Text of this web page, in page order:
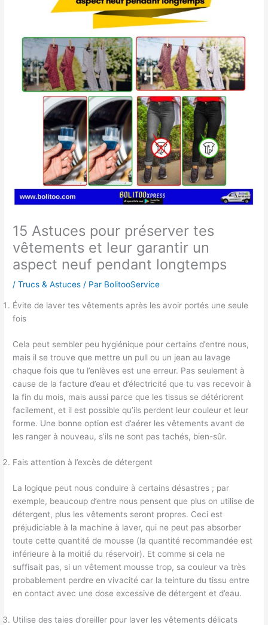
15 Astuces pour préserver tes
vêtements et leur garantir un
aspect neuf pendant longtemps
/Trucs & Astuces / Par BolitooService
Évite de laver tes vêtements après les avoir portés une seule
fois
Cela peut sembler peu hygiénique pour certains d’entre nous,
mais il se trouve que mettre un pull ou un jean au lavage
chaque fois que tu l’enlèves est une erreur. Pas seulement à
cause de la facture d’eau et d’électricité que tu vas recevoir à
la fin du mois, mais aussi parce que les tissus se détériorent
facilement, et il est possible qu’ils perdent leur couleur et leur
forme. Une bonne option est d’aérer les vêtements avant de
les ranger à nouveau, s’ils ne sont pas tachés, bien-sûr.
Fais attention à l’excès de détergent
La logique peut nous conduire à certains désastres ; par
exemple, beaucoup d’entre nous pensent que plus on utilise de
détergent, plus les vêtements seront propres. Ceci est
préjudiciable à la machine à laver, qui ne peut pas absorber
toute cette quantité de mousse (la quantité recommandée est
inférieure à la moitié du réservoir). Et comme si cela ne
suffisait pas, si un vêtement mousse trop, sa couleur va très
probablement perdre en vivacité car la teinture du tissu entre
en contact avec une dose excessive de détergent et d’eau.
Utilise des taies d’oreiller pour laver les vêtements délicats